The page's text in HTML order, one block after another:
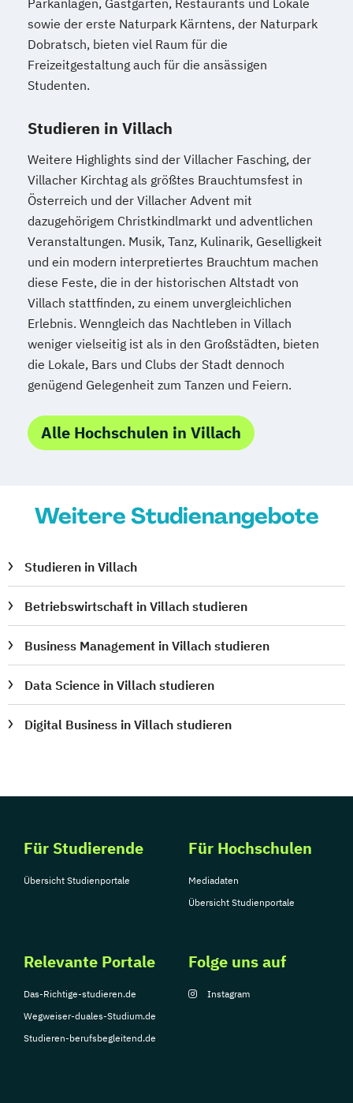
Mechatronik
Mediation und Konfliktmanagement
Mediendesign Medieninformatik
Medienmanagement
Modemanagement
Nachhaltiges Management
New Work
Online Marketing
Online Marketing (DE/EN)
Personalentwicklung
Personalmanagement
Personalmanagement (DE/EN) Pflege
Pflegemanagement Pflegepädagogik
Physiotherapie
Product Management (DE/EN)
Produktdesign
Projektmanagement (DE/EN)
Psychologie
Public Management
Public Management für
Pädagogik
Pädagogik
Bildungsberatung und Leitung
Software Engineering (EN)
Soziale Arbeit
Soziale Arbeit Schwerpunkt Kinder und
Sozialmanagement
Sozialpädagogik und Inklusion
Sportmanagement
Umweltingenieurwesen Vertragsrecht
Wirtschaftsingenieurwesen Medizintechnik
Wirtschaftspsychologie (DE/EN)
sowie der erste Naturpark Kärntens, der Naturpark
Dobratsch, bieten viel Raum für die
Freizeitgestaltung auch für die ansässigen
Studenten.
Studieren in Villach
Weitere Highlights sind der Villacher Fasching, der
Villacher Kirchtag als größtes Brauchtumsfest in
Österreich und der Villacher Advent mit
dazugehörigem Christkindlmarkt und adventlichen
Veranstaltungen. Musik, Tanz, Kulinarik, Geselligkeit
und ein modern interpretiertes Brauchtum machen
diese Feste, die in der historischen Altstadt von
Villach stattfinden, zu einem unvergleichlichen
Erlebnis. Wenngleich das Nachtleben in Villach
weniger vielseitig ist als in den Großstädten, bieten
die Lokale, Bars und Clubs der Stadt dennoch
genügend Gelegenheit zum Tanzen und Feiern.
Alle Hochschulen in Villach
Weitere Studienangebote
Studieren in Villach
Betriebswirtschaft in Villach studieren
Business Management in Villach studieren
Data Science in Villach studieren
Digital Business in Villach studieren
Für Studierende
Übersicht Studienportale
Für Hochschulen
Mediadaten
Übersicht Studienportale
Relevante Portale
Das-Richtige-studieren.de
Wegweiser-duales-Studium.de
Studieren-berufsbegleitend.de
Folge uns auf
Instagram